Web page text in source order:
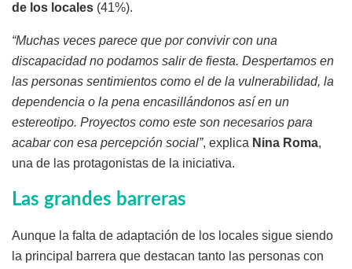
de los locales (41%).
“Muchas veces parece que por convivir con una
discapacidad no podamos salir de fiesta. Despertamos en
las personas sentimientos como el de la vulnerabilidad, la
dependencia o la pena encasillándonos así en un
estereotipo. Proyectos como este son necesarios para
acabar con esa percepción social”, explica Nina Roma,
una de las protagonistas de la iniciativa.
Las grandes barreras
Aunque la falta de adaptación de los locales sigue siendo
la principal barrera que destacan tanto las personas con